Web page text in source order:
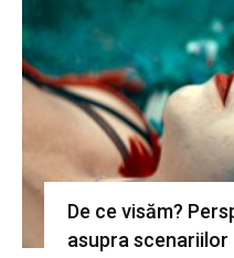
De ce visăm?
asupra scenariilor